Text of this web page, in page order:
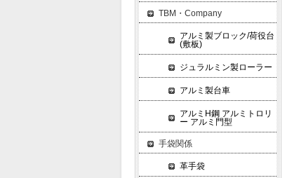
TBM・Company
アルミ製ブロック/荷役台
(敷板)
ジュラルミン製ローラー
アルミ製台車
アルミH鋼 アルミトロリ
ー アルミ門型
手袋関係
革手袋